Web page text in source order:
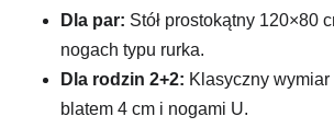
Dla par: Stół prostokątny 120×80
nogach typu rurka.
Dla rodzin 2+2: Klasyczny
blatem 4 cm i nogami U.